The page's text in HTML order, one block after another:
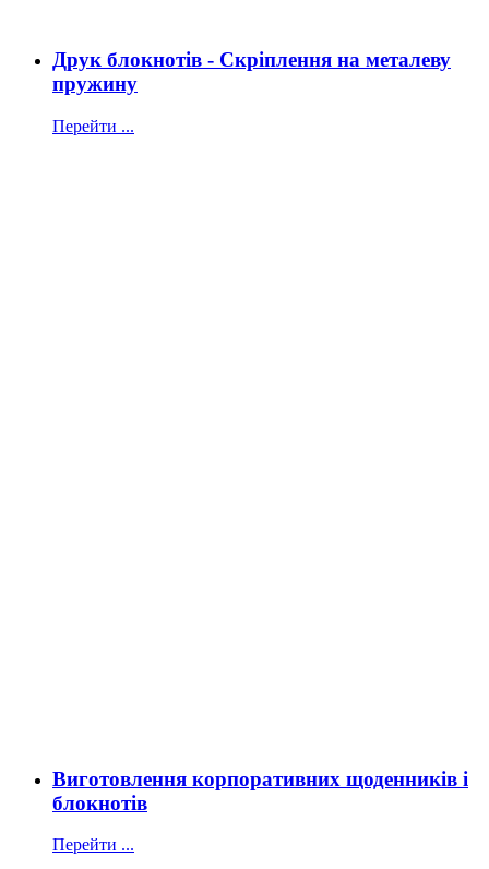
Друк блокнотів - Скріплення на металеву
пружину
Перейти ...
Виготовлення корпоративних щоденників і
блокнотів
Перейти ...